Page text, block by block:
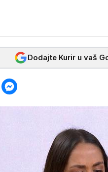
Dodajte Kurir u vaš